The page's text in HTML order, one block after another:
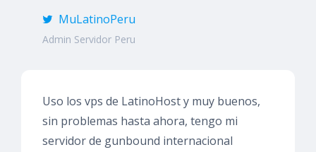
MuLatinoPeru
Admin Servidor Peru
Uso los vps de LatinoHost y muy buenos,
sin problemas hasta ahora, tengo mi
servidor de gunbound internacional